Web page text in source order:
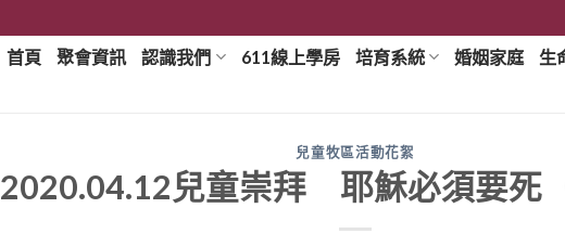
首頁 聚會資訊 認識我們 611線上學房 培育系統 婚姻家庭 生
兒童牧區活動花絮
2020.04.12兒童崇拜 耶穌必須要死（